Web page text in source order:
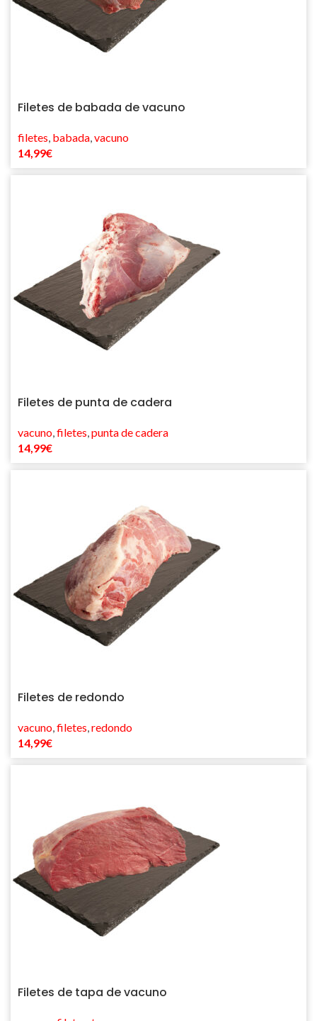
Filetes de babada de vacuno
filetes, babada,vacuno
14,99€
Filetes de punta de cadera
vacuno,filetes,punta de cadera
14,99€
Filetes de redondo
vacuno,filetes,redondo
14,99€
Filetes de tapa de vacuno